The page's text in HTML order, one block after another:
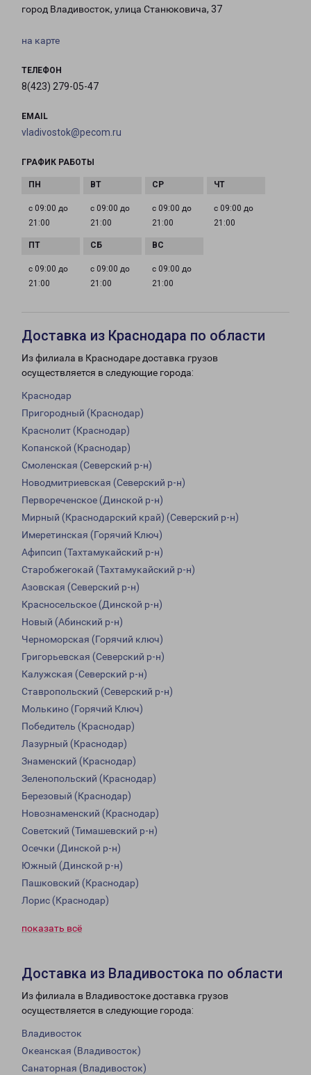
город Владивосток, улица Станюковича, 37
на карте
ТЕЛЕФОН
8(423) 279-05-47
EMAIL
vladivostok@pecom.ru
ГРАФИК РАБОТЫ
с 09:00 до
21:00
с 09:00 до
21:00
с 09:00 до
21:00
с 09:00 до
21:00
с 09:00 до
21:00
с 09:00 до
21:00
с 09:00 до
21:00
Доставка из Краснодара по области
Из филиала в Краснодаре доставка грузов
осуществляется в следующие города:
Краснодар
Пригородный (Краснодар)
Краснолит (Краснодар)
Копанской (Краснодар)
Смоленская (Северский р-н)
Новодмитриевская (Северский р-н)
Первореченское (Динской р-н)
Мирный (Краснодарский край) (Северский р-н)
Имеретинская (Горячий Ключ)
Афипсип (Тахтамукайский р-н)
Старобжегокай (Тахтамукайский р-н)
Азовская (Северский р-н)
Красносельское (Динской р-н)
Новый (Абинский р-н)
Черноморская (Горячий ключ)
Григорьевская (Северский р-н)
Калужская (Северский р-н)
Ставропольский (Северский р-н)
Молькино (Горячий Ключ)
Победитель (Краснодар)
Лазурный (Краснодар)
Знаменский (Краснодар)
Зеленопольский (Краснодар)
Березовый (Краснодар)
Новознаменский (Краснодар)
Советский (Тимашевский р-н)
Осечки (Динской р-н)
Южный (Динской р-н)
Пашковский (Краснодар)
Лорис (Краснодар)
показать всё
Доставка из Владивостока по области
Из филиала в Владивостоке доставка грузов
осуществляется в следующие города:
Владивосток
Океанская (Владивосток)
Санаторная (Владивосток)